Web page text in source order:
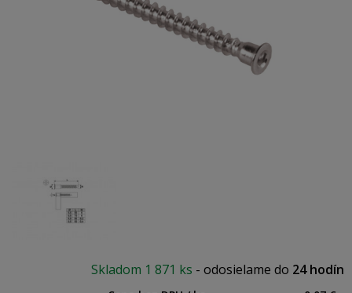
Skladom 1 871 ks - odosielame do 24 hodín